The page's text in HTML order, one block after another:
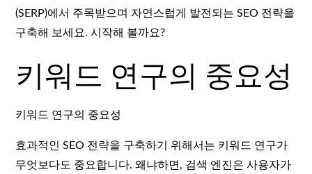
(SERP)에서 주목받으며 자연스럽게 발전되는 SEO 전략을
구축해 보세요. 시작해 볼까요?
키워드 연구의 중요성
키워드 연구의 중요성
효과적인 SEO 전략을 구축하기 위해서는 키워드 연구가
무엇보다도 중요합니다. 왜냐하면, 검색 엔진은 사용자가